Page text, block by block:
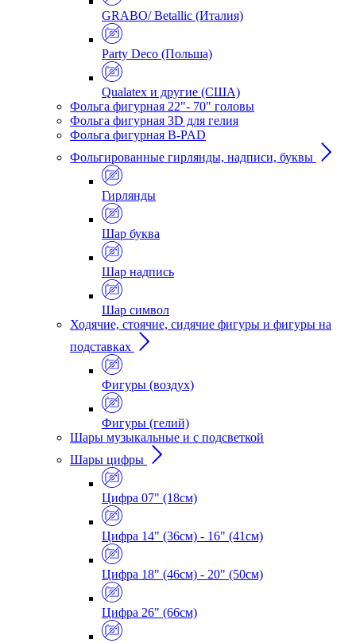
GRABO/ Betallic (Италия)
Party Deco (Польша)
Qualatex и другие (США)
Фольга фигурная 22"- 70" головы
Фольга фигурная 3D для гелия
Фольга фигурная B-PAD
Фольгированные гирлянды, надписи, буквы
Гирлянды
Шар буква
Шар надпись
Шар символ
Ходячие, стоячие, сидячие фигуры и фигуры на
подставках
Фигуры (воздух)
Фигуры (гелий)
Шары музыкальные и с подсветкой
Шары цифры
Цифра 07" (18см)
Цифра 14" (36см) - 16" (41см)
Цифра 18" (46см) - 20" (50см)
Цифра 26" (66см)